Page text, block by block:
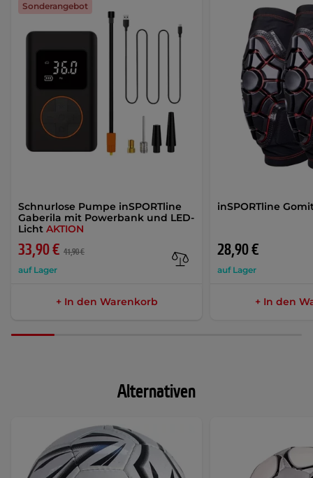
Schnurlose Pumpe inSPORTline
Gaberila mit Powerbank und LED-
Licht AKTION
33,90 € 41,90 €
auf Lager
Sonderangebot
+ In den Warenkorb
inSPORTline
28,90 €
auf Lager
+ In den
Alternativen